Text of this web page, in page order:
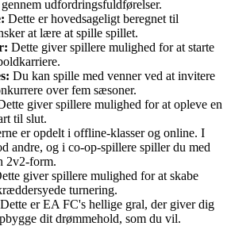
udfordringsfuldførelser.
Dette er hovedsageligt beregnet til
at lære at spille spillet.
Dette giver spillere mulighed for at starte
Du kan spille med venner ved at invitere
over fem sæsoner.
giver spillere mulighed for at opleve en
til slut.
er opdelt i offline-klasser og online. I
andre, og i co-op-spillere spiller du med
2v2-form.
giver spillere mulighed for at skabe
turnering.
Dette er EA FC's hellige gral, der giver dig
dit drømmehold, som du vil.